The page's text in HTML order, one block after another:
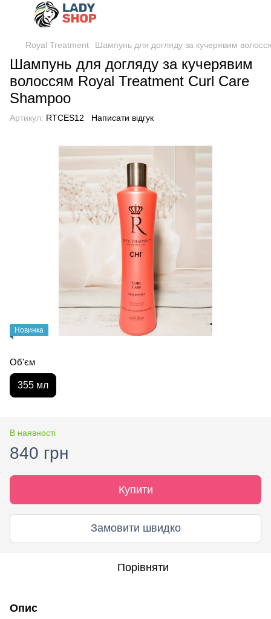
Royal Treatment Шампунь для догляду за кучерявим
Шампунь для догляду за кучерявим
волоссям Royal Treatment Curl Care
Shampoo
Артикул: RTCES12 Написати відгук
Новинка
Об'єм
355 мл
В наявності
840 грн
Купити
Замовити швидко
Порівняти
Опис